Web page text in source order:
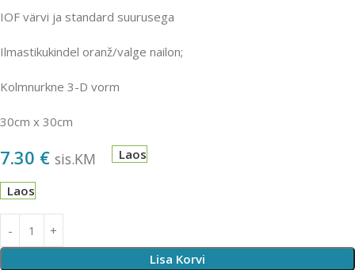
IOF värvi ja standard suurusega
Ilmastikukindel oranž/valge nailon;
Kolmnurkne 3-D vorm
30cm x 30cm
7.30 € sis.KM Laos
Laos
Lisa Korvi